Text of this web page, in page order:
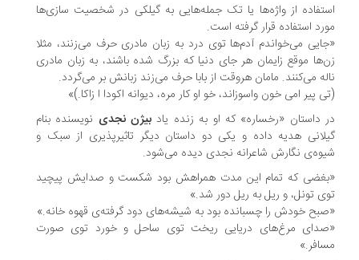
از واژه‌ها یا تک جمله‌هایی به گیلکی در شخصیت سازی‌ها
استفاده قرار گرفته است.
می‌خواندم آدم‌ها توی درد به زبان مادری حرف می‌زنند، مثلا
موقع زایمان هر جای دنیا که بزرگ شده باشند، به زبان مادری
می‌کنند. مامان هروقت از بابا حرف می‌زند زبانش بر می‌گردد.
پیر امی خون واسوزاند، خو او کار مره، دیوانه اکودا ا زاکا.)»
داستان «رخساره» که او به زنده یادبیژن نجدی نویسنده بنام
هدیه داده و یکی دو داستان دیگر تاثیرپذیری از سبک و
نگارش شاعرانه نجدی دیده می‌شود.
که تمام این مدت همراهش بود شکست و صدایش پیچید
تونل، و ریل به ریل دور شد.»
خودش را چسبانده بود به شیشه‌های دود گرفته‌ی قهوه خانه.»
مرغ‌های دریایی ریخت توی ساحل و خورد توی صورت